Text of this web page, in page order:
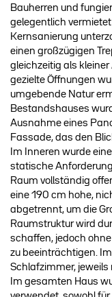
Bauherren und
gelegentlich
Kernsanierung
einen großzügigen
gleichzeitig als
gezielte Öffnungen
umgebende Natur
Bestandshauses
Ausnahme eines
Fassade, das den
Im Inneren wurde
statische
Raum vollständig
eine 190 cm hohe,
abgetrennt, um die
Raumstruktur wird
schaffen, jedoch
zu beeinträchtigen.
Schlafzimmer, jeweils
Im gesamten Haus